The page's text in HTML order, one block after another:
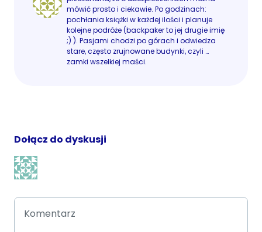
mówić prosto i ciekawie. Po godzinach:
pochłania książki w każdej ilości i planuje
kolejne podróże (backpaker to jej drugie imię
;) ). Pasjami chodzi po górach i odwiedza
stare, często zrujnowane budynki, czyli …
zamki wszelkiej maści.
Dołącz do dyskusji